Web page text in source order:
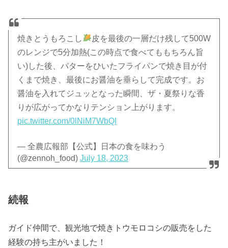
焼きとうもろこし
皮を最後の一層だけ残して500W
のレンジで5分加熱(この時点で食べてももちろん旨
い)した後、バターをひいたフライパンで焼き目が付
くまで焼き、最後にお醤油を垂らして完成です。お
醤油を入れてジュッとなった瞬間、ザ・夏祭りな香
りが広がってかなりテンション上がります。
pic.twitter.com/0lNiM7WbQI
— 全農広報部【公式】日本の食を味わう
(@zennoh_food)July 18, 2023
続報
ガイド仲間で、観光地で焼きトウモロコシの販売をした
経験の持ち主がいました！